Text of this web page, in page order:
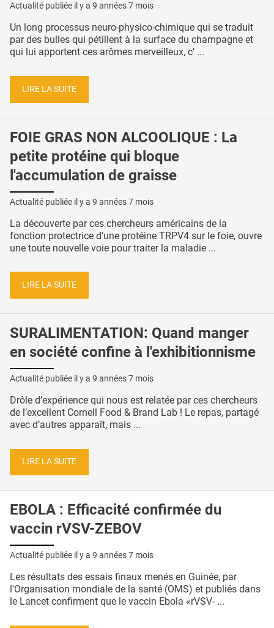
Actualité publiée il y a 9 années 7 mois
Un long processus neuro-physico-chimique qui se traduit
par des bulles qui pétillent à la surface du champagne et
qui lui apportent ces arômes merveilleux, c’ ...
LIRE LA SUITE
FOIE GRAS NON ALCOOLIQUE : La
petite protéine qui bloque
l'accumulation de graisse
Actualité publiée il y a 9 années 7 mois
La découverte par ces chercheurs américains de la
fonction protectrice d’une protéine TRPV4 sur le foie, ouvre
une toute nouvelle voie pour traiter la maladie ...
LIRE LA SUITE
SURALIMENTATION: Quand manger
en société confine à l'exhibitionnisme
Actualité publiée il y a 9 années 7 mois
Drôle d’expérience qui nous est relatée par ces chercheurs
de l’excellent Cornell Food & Brand Lab ! Le repas, partagé
avec d’autres apparaît, mais ...
LIRE LA SUITE
EBOLA : Efficacité confirmée du
vaccin rVSV-ZEBOV
Actualité publiée il y a 9 années 7 mois
Les résultats des essais finaux menés en Guinée, par
l'Organisation mondiale de la santé (OMS) et publiés dans
le Lancet confirment que le vaccin Ebola «rVSV- ...